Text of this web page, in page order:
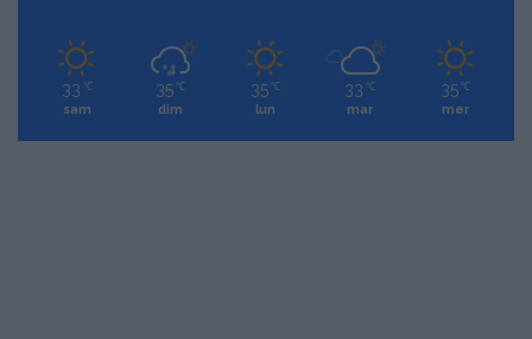
33 ℃
sam
35 ℃
dim
35 ℃
lun
33 ℃
mar
35 ℃
mer